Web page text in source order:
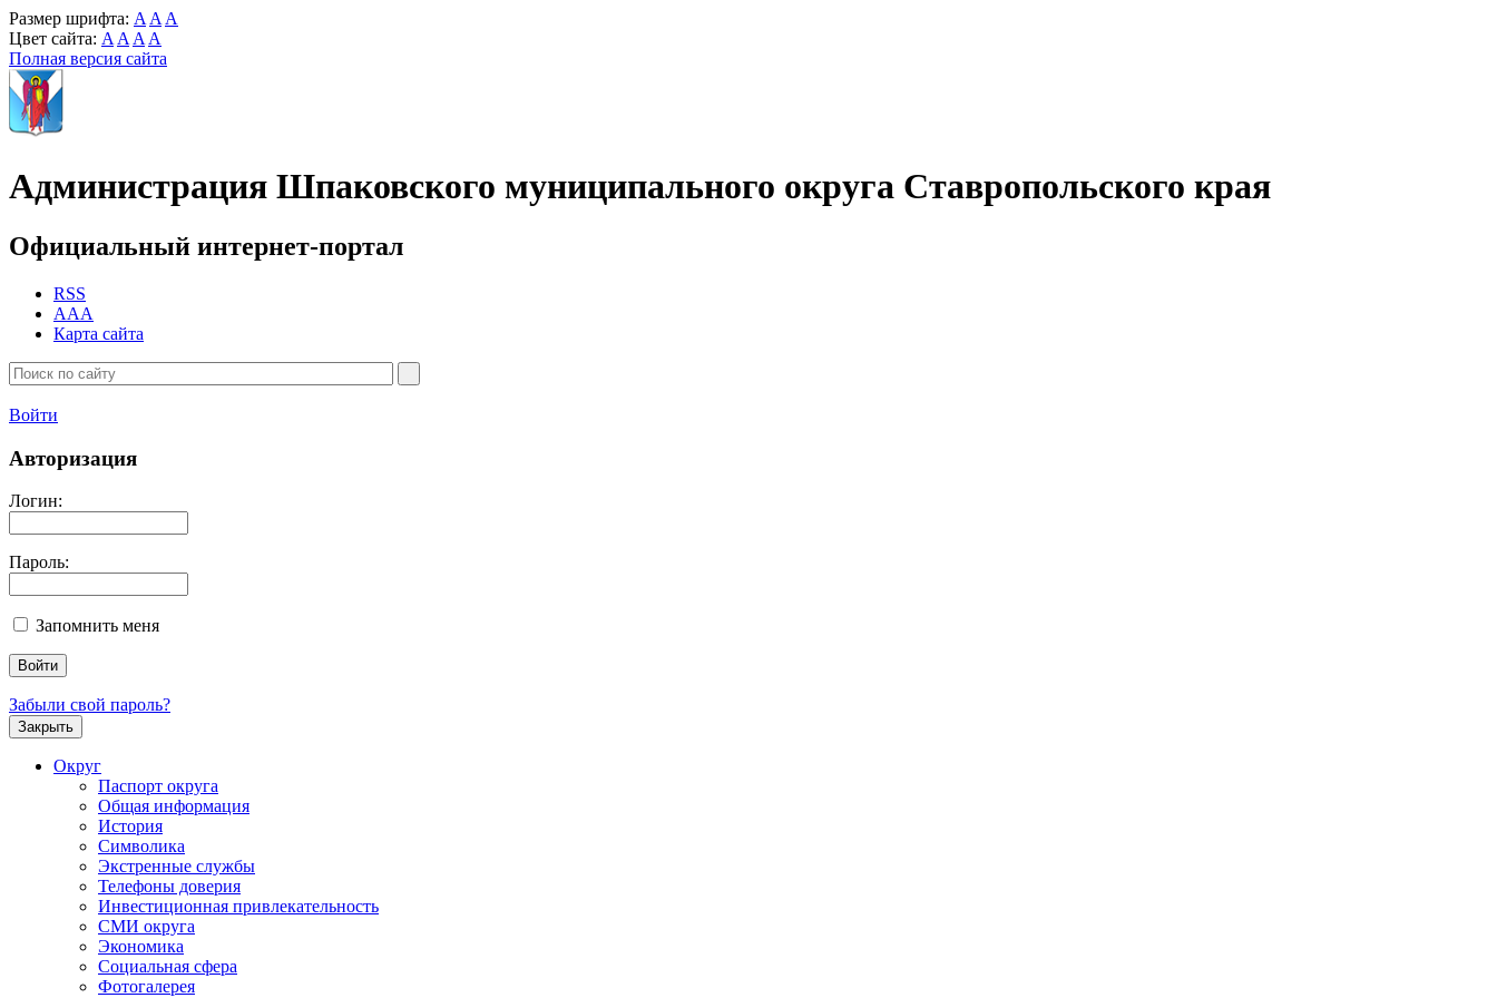
Размер шрифта: A A A
Цвет сайта: A A A A
Полная версия сайта
Администрация Шпаковского муниципального округа Ставропольского края
Официальный интернет-портал
RSS
AAA
Карта сайта
Войти
Авторизация
Логин:
Пароль:
Запомнить меня
Забыли свой пароль?
Закрыть
Округ
Паспорт округа
Общая информация
История
Символика
Экстренные службы
Телефоны доверия
Инвестиционная привлекательность
СМИ округа
Экономика
Социальная сфера
Фотогалерея